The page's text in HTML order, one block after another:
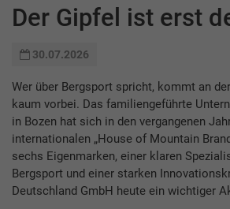
Der Gipfel ist erst
30.07.2026
Wer über Bergsport spricht, kommt an
kaum vorbei. Das familiengeführte
in Bozen hat sich in den vergangenen
internationalen „House of Mountain
sechs Eigenmarken, einer klaren
Bergsport und einer starken
Deutschland GmbH heute ein wichtiger